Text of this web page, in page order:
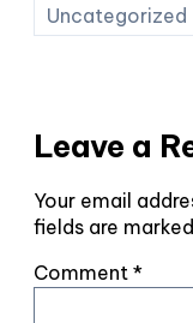
Uncategorized
Leave a
Your email
fields are marked
Comment *